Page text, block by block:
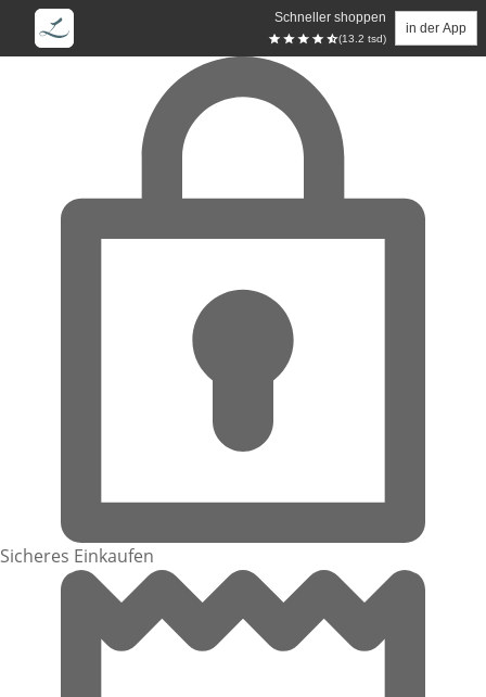
Schneller shoppen
(13.2 tsd)
in der App
Zum Hauptinhalt springen
Sicheres Einkaufen